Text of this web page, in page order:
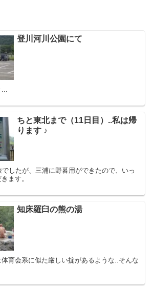
登川河川公園にて
ちと東北まで（11日目）..私は帰
ります ♪
したが、三浦に野暮用ができたので、いっ
ます。
知床羅臼の熊の湯
育会系に似た厳しい掟があるような..そんな